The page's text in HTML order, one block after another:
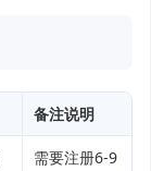
备注说明
需要注册6-9